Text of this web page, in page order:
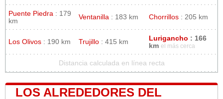
Puente Piedra : 179
km
Ventanilla : 183 km Chorrillos : 205 km
Los Olivos : 190 km Trujillo : 415 km Lurigancho : 166
km el más cerca
Distancia calculada en línea recta
LOS ALREDEDORES DEL